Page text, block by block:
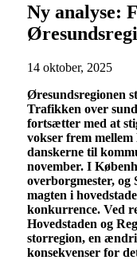
Ny analyse:
14 oktober, 2025
Øresundsregionen
Trafikken over
fortsætter med at
vokser frem
danskerne til
november. I
overborgmester,
magten i
konkurrence. Ved
Hovedstaden og
storregion, en
konsekvenser for